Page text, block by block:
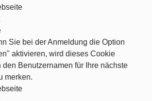
Sie bei der Anmeldung die Option
aktivieren, wird dieses Cookie
Benutzernamen für Ihre nächste
merken.